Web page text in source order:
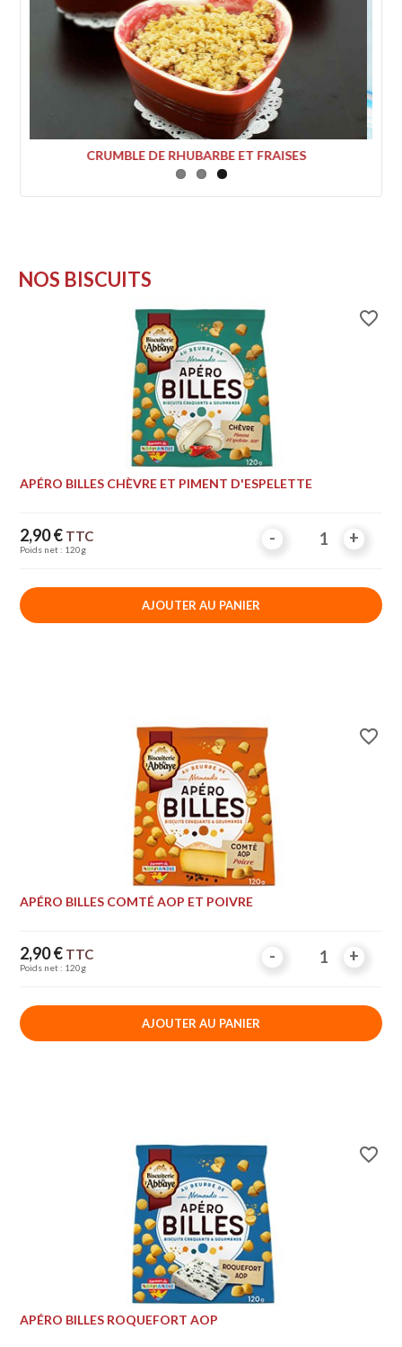
MILLE FEUILLE PETITS NORMANDS NATURE
NOS BISCUITS
favorite_border
APÉRO BILLES CHÈVRE ET PIMENT D'ESPELETTE
Prix
2,90 € TTC
Poids net : 120g
- +
- +
AJOUTER AU PANIER
favorite_border
APÉRO BILLES COMTÉ AOP ET POIVRE
Prix
2,90 € TTC
Poids net : 120g
- +
- +
AJOUTER AU PANIER
favorite_border
APÉRO BILLES ROQUEFORT AOP